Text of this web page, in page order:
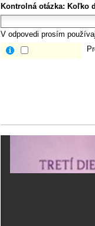
Kontrolná otázka: Koľko
V odpovedi prosím